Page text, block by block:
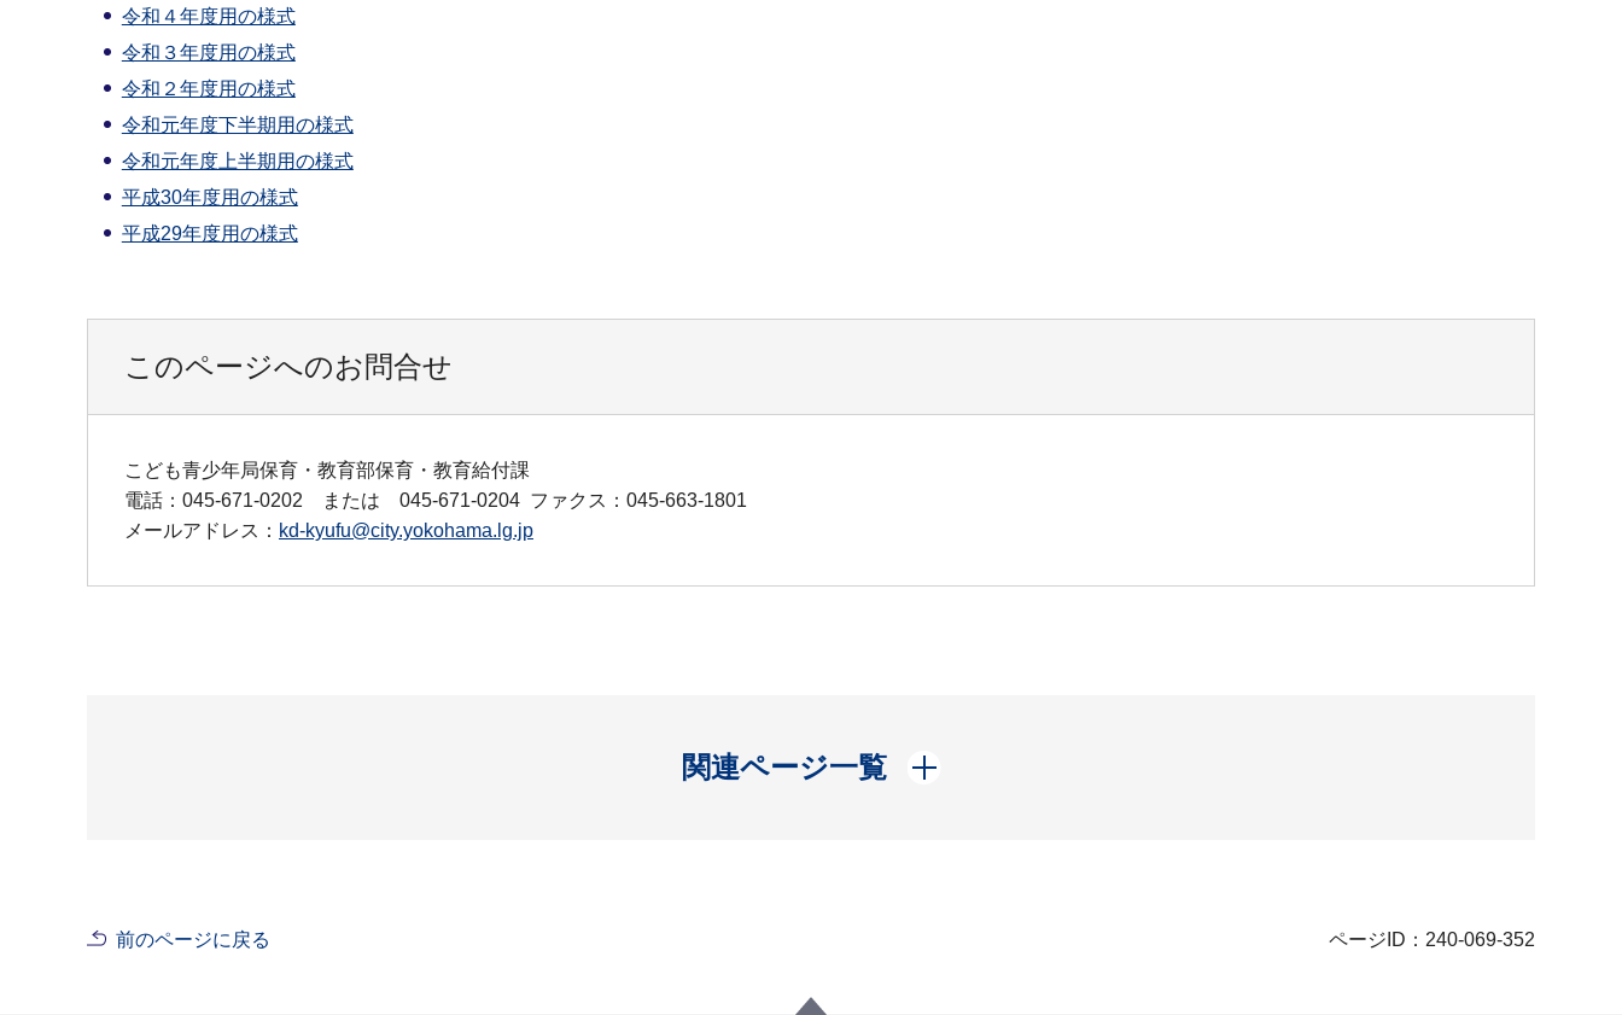
令和４年度用の様式
令和３年度用の様式
令和２年度用の様式
令和元年度下半期用の様式
令和元年度上半期用の様式
平成30年度用の様式
平成29年度用の様式
このページへのお問合せ
こども青少年局保育・教育部保育・教育給付課
電話：045-671-0202 または 045-671-0204 ファクス：045-663-1801
メールアドレス： kd-kyufu@city.yokohama.lg.jp
関連ページ一覧
開く
前のページに戻る ページID：240-069-352